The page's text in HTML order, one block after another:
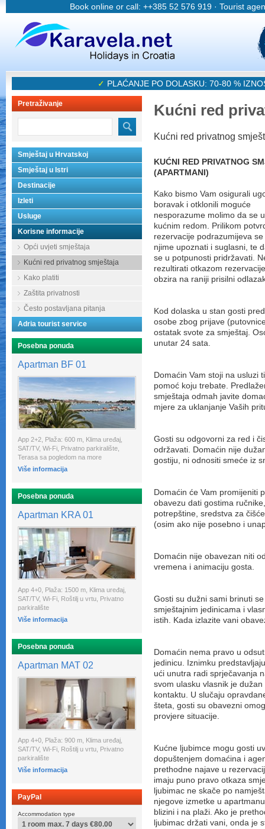
Book online or call: ++385 52 576 919 · Tourist
✓ PLAĆANJE PO DOLASKU: 70-80 %
Pretraživanje
Smještaj u Hrvatskoj
Smještaj u Istri
Destinacije
Izleti
Usluge
Korisne informacije
Opći uvjeti smještaja
Kućni red privatnog smještaja
Kako platiti
Zaštita privatnosti
Često postavljana pitanja
Adria tourist service
Posebna ponuda
Apartman BF 01
App 2+2, Plaža: 600 m, Klima uređaj,
SAT/TV, Wi-Fi, Privatno parkiralište,
Terasa sa pogledom na more
Više informacija
Posebna ponuda
Apartman KRA 01
App 4+0, Plaža: 1500 m, Klima uređaj,
SAT/TV, Wi-Fi, Roštilj u vrtu, Privatno
parkiralište
Više informacija
Posebna ponuda
Apartman MAT 02
App 4+0, Plaža: 900 m, Klima uređaj,
SAT/TV, Wi-Fi, Roštilj u vrtu, Privatno
parkiralište
Više informacija
PayPal
Accommodation type
Kućni red
Kućni red privatnog
KUĆNI RED PRIVATNOG
(APARTMANI)
Kako bismo Vam osigurali
boravak i otklonili moguće
nesporazume molimo da se
kućnim redom. Prilikom
rezervacije podrazumijeva
njime upoznati i suglasni, te
se u potpunosti pridržavati.
rezultirati otkazom
obzira na raniji prisilni
Kod dolaska u stan gosti
osobe zbog prijave
ostatak svote za smještaj.
unutar 24 sata.
Domaćin Vam stoji na usluzi
pomoć koju trebate.
smještaja odmah javite
mjere za uklanjanje Vaših
Gosti su odgovorni za red i
održavati. Domaćin nije
gostiju, ni odnositi smeće iz
Domaćin će Vam promijeniti
obavezu dati gostima
potrepštine, sredstva za
(osim ako nije posebno i
Domaćin nije obavezan niti
vremena i animaciju gosta.
Gosti su dužni sami brinuti
smještajnim jedinicama i
istih. Kada izlazite vani
Domaćin nema pravo u
jedinicu. Iznimku
ući unutra radi sprječavanja
svom ulasku vlasnik je
kontaktu. U slučaju
šteta, gosti su obavezni
provjere situacije.
Kućne ljubimce mogu gosti
dopuštenjem domaćina i
prethodne najave u
imaju puno pravo otkaza
ljubimac ne skače po
njegove izmetke u
blizini i na plaži. Ako je
ljubimac držati vani, onda je